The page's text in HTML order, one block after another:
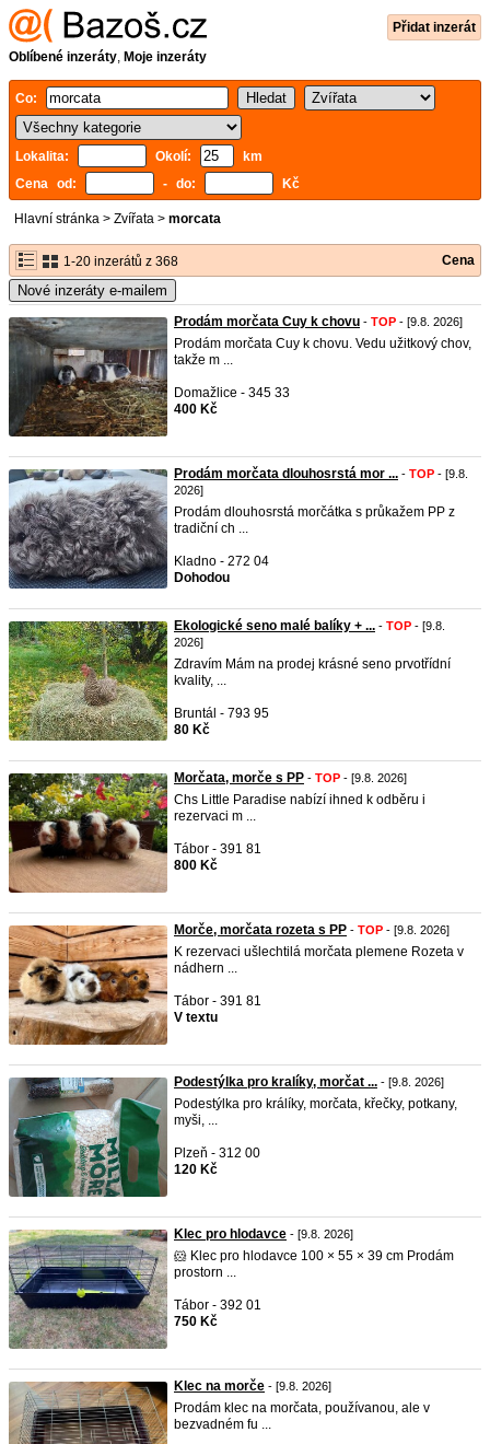
Přidat inzerát
Oblíbené inzeráty, Moje inzeráty
Co:
Lokalita: Okolí:
km
Cena od:
- do: Kč
Hlavní stránka > Zvířata > morcata
1-20 inzerátů z 368 Cena
Nové inzeráty e-mailem
Prodám morčata Cuy k chovu - TOP - [9.8. 2026]
Prodám morčata Cuy k chovu. Vedu užitkový chov,
takže m ...
Domažlice - 345 33
400 Kč
Prodám morčata dlouhosrstá mor ... - TOP - [9.8.
2026]
Prodám dlouhosrstá morčátka s průkažem PP z
tradiční ch ...
Kladno - 272 04
Dohodou
Ekologické seno malé balíky + ... - TOP - [9.8.
2026]
Zdravím Mám na prodej krásné seno prvotřídní
kvality, ...
Bruntál - 793 95
80 Kč
Morčata, morče s PP - TOP - [9.8. 2026]
Chs Little Paradise nabízí ihned k odběru i
rezervaci m ...
Tábor - 391 81
800 Kč
Morče, morčata rozeta s PP - TOP - [9.8. 2026]
K rezervaci ušlechtilá morčata plemene Rozeta v
nádhern ...
Tábor - 391 81
V textu
Podestýlka pro kralíky, morčat ... - [9.8. 2026]
Podestýlka pro králíky, morčata, křečky, potkany,
myši, ...
Plzeň - 312 00
120 Kč
Klec pro hlodavce - [9.8. 2026]
🐹 Klec pro hlodavce 100 × 55 × 39 cm Prodám
prostorn ...
Tábor - 392 01
750 Kč
Klec na morče - [9.8. 2026]
Prodám klec na morčata, používanou, ale v
bezvadném fu ...